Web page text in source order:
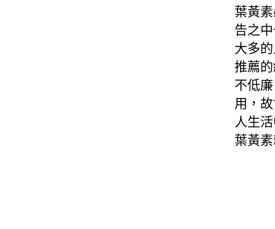
葉黃
告之
大多
推薦
不低
用，
人生
葉黃